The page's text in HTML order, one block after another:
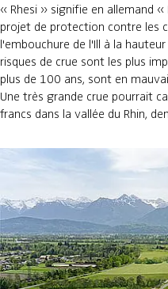
« Rhesi » signifie en allemand
projet de protection contre les
l'embouchure de l'Ill à la
risques de crue sont les plus
plus de 100 ans, sont en
Une très grande crue pourrait
francs dans la vallée du Rhin,